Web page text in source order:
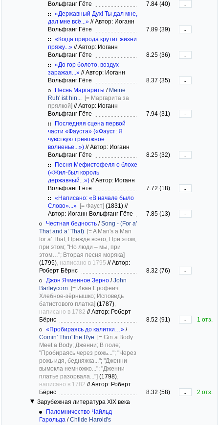
Вольфганг Гёте
7.84 (40)
-
«Державный Дух! Ты дал мне,
дал мне всё...» //Автор: Иоганн
Вольфганг Гёте
7.89 (39)
-
«Когда природа крутит жизни
пряжу...» //Автор: Иоганн
Вольфганг Гёте
8.25 (36)
-
«До гор болото, воздух
заражая...» //Автор: Иоганн
Вольфганг Гёте
8.37 (35)
-
Песнь Маргариты / Meine
Ruh' ist hin...
[= Маргарита за
прялкой] //Автор: Иоганн
Вольфганг Гёте
7.94 (31)
-
Последняя сцена первой
части «Фауста» («Фауст: Я
чувствую тревожное
волненье...») //Автор: Иоганн
Вольфганг Гёте
8.25 (32)
-
Песня Мефистофеля о блохе
(«Жил-был король
державный...») //Автор: Иоганн
Вольфганг Гёте
7.72 (18)
-
«Написано: «В начале было
Слово»...» [= Фауст] (1831) //
Автор: Иоганн Вольфганг Гёте
7.85 (13)
-
Честная бедность /Song - (For a'
That and a’ That) [= A Man's a Man
for a' That; Прежде всего; При этом,
при этом; "Но люди – мы, при
этом…"; Вторая песня моряка]
(1795) , написано в 1795 //Автор:
Роберт Бёрнс
8.32 (76)
-
Джон Ячменное Зерно /John
Barleycorn [= Иван Ерофеич
Хлебное-зёрнышко; Исповедь
батистового платка] (1787)
написано в 1782 //Автор: Роберт
Бёрнс
8.52 (91) -
1 отз.
«Пробираясь до калитки…» /
Comin' Thro' the Rye [= Gin a Body
Meet a Body; Дженни; В поле;
"Пробираясь через рожь..."; "Через
рожь идя, бедняжка..."; "Дженни
вымокла немножко..."; "Дженни
платье разорвала..."] (1798)
написано в 1782 //Автор: Роберт
Бёрнс
8.32 (58) -
2 отз.
Зарубежная литература XIX века
Паломничество Чайльд-
Гарольда /Childe Harold's